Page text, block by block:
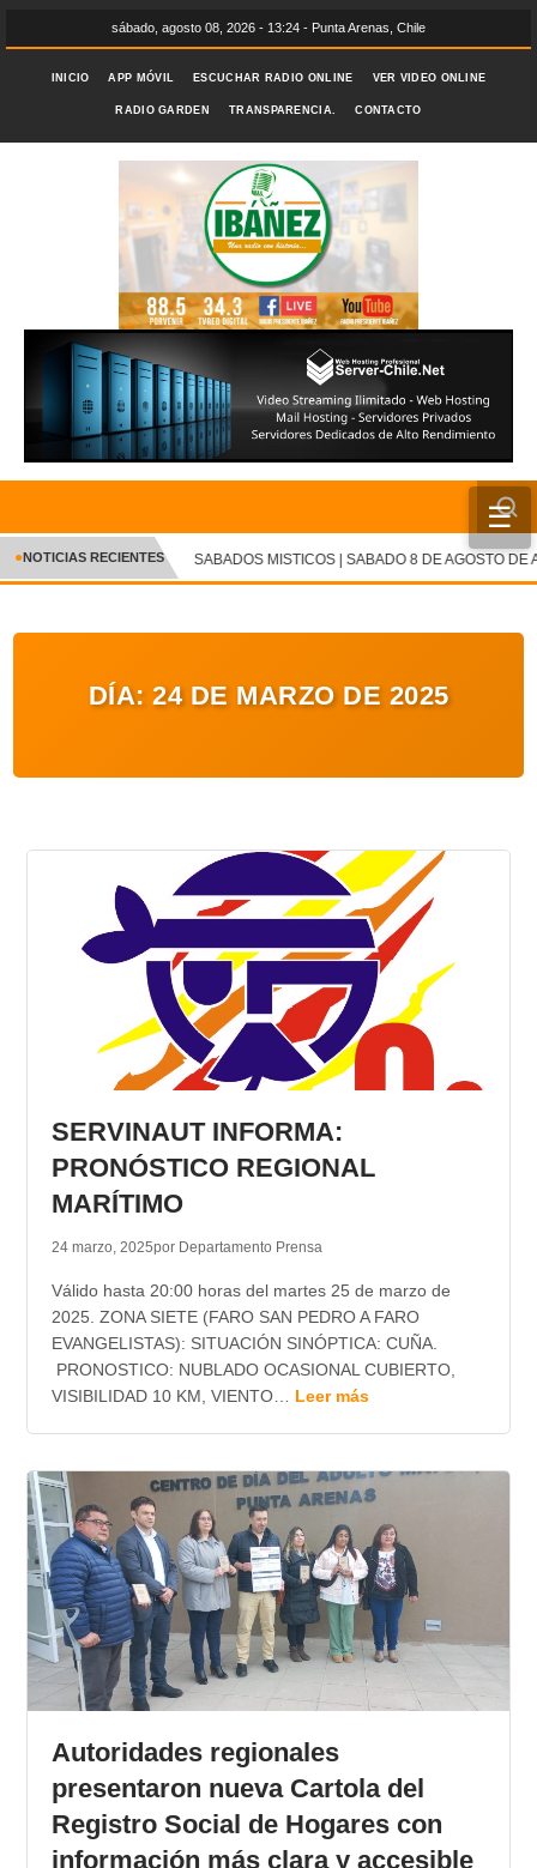
sábado, agosto 08, 2026 - 13:24 - Punta Arenas, Chile
INICIO APP MÓVIL ESCUCHAR RADIO ONLINE VER VIDEO ONLINE
RADIO GARDEN TRANSPARENCIA. CONTACTO
☰
INICIO
CRÓNICA
ENTRETENIMIENTO Y CULTURA
VIDEOS
GALERIA DE FOTOS
APP MÓVIL
NOTICIAS RECIENTES SABADOS MISTICOS | SABADO 8 DE AGOSTO DE
DÍA: 24 DE MARZO DE 2025
SERVINAUT INFORMA:
PRONÓSTICO REGIONAL
MARÍTIMO
24 marzo, 2025por Departamento Prensa
Válido hasta 20:00 horas del martes 25 de marzo de
2025. ZONA SIETE (FARO SAN PEDRO A FARO
EVANGELISTAS): SITUACIÓN SINÓPTICA: CUÑA.
PRONOSTICO: NUBLADO OCASIONAL CUBIERTO,
VISIBILIDAD 10 KM, VIENTO… Leer más
Autoridades regionales
presentaron nueva Cartola del
Registro Social de Hogares con
información más clara y accesible